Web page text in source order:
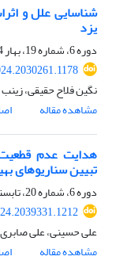
شناسایی علل و
یزد
دوره 6، شماره 19، بهار 1404، صفحه
نگین فلاح حقیقی،
مشاهده مقاله
هدایت عدم
تبیین سناریوهای
دوره 6، شماره 20، تابستان 1404، صفحه
علی حسینی، علی صابری
مشاهده مقاله